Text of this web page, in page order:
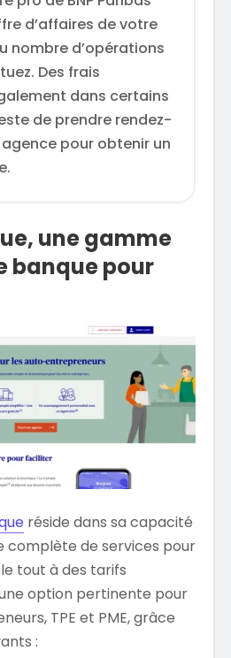
d’affaires de votre
nombre d’opérations
Des frais
dans certains
de prendre rendez-
pour obtenir un
une gamme
banque pour
réside dans sa capacité
complète de services pour
tout à des tarifs
option pertinente pour
TPE et PME, grâce
: